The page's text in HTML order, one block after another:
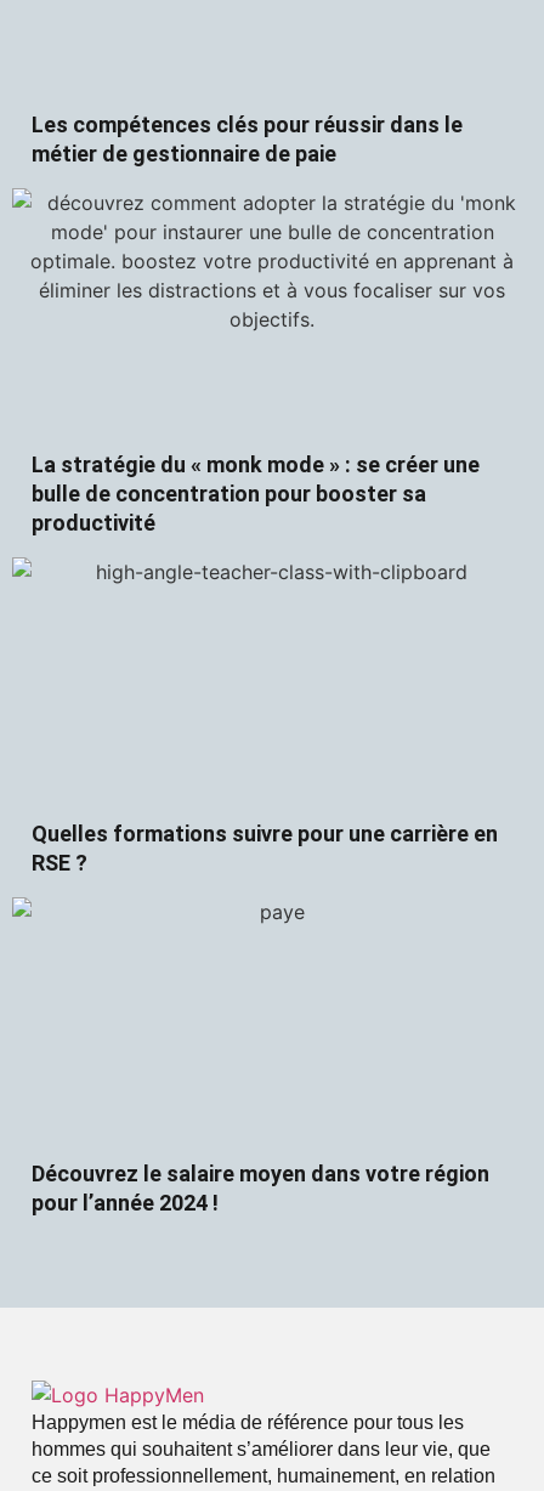
Les compétences clés pour réussir dans le
métier de gestionnaire de paie
La stratégie du « monk mode » : se créer une
bulle de concentration pour booster sa
productivité
Quelles formations suivre pour une carrière en
RSE ?
Découvrez le salaire moyen dans votre région
pour l’année 2024 !
Happymen est le média de référence pour tous les
hommes qui souhaitent s’améliorer dans leur vie, que
ce soit professionnellement, humainement, en relation